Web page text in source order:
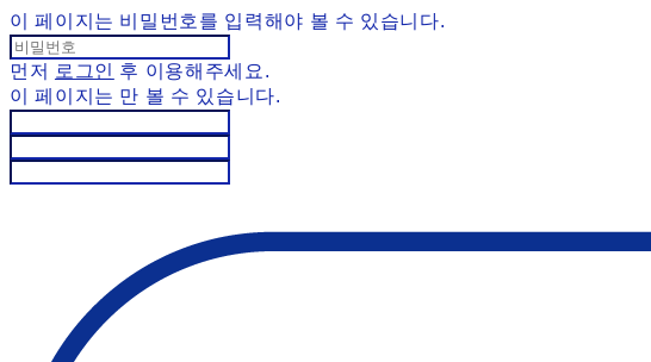
이 페이지는 비밀번호를 입력해야 볼 수 있습니다.
먼저 로그인 후 이용해주세요.
이 페이지는 만 볼 수 있습니다.